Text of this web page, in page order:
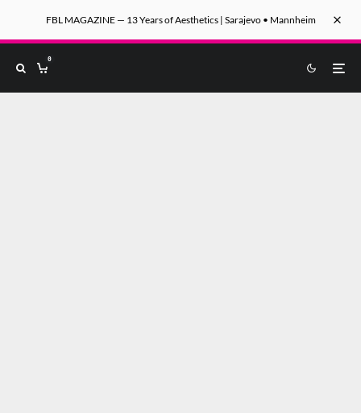
FBL MAGAZINE — 13 Years of Aesthetics | Sarajevo • Mannheim
0